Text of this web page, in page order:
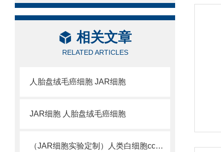
相关文章
RELATED ARTICLES
人胎盘绒毛癌细胞 JAR细胞
JAR细胞 人胎盘绒毛癌细胞
（JAR细胞实验定制）人类白细胞cc位基因